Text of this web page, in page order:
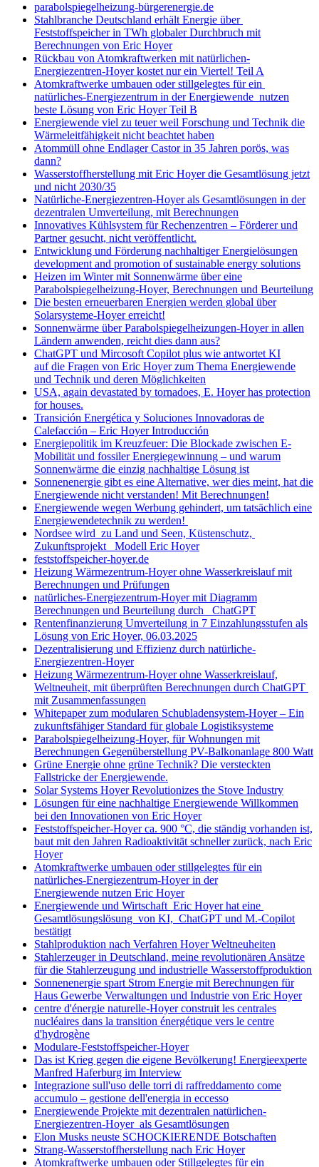
parabolspiegelheizung-bürgerenergie.de
Stahlbranche Deutschland erhält Energie über
Feststoffspeicher in TWh globaler Durchbruch mit
Berechnungen von Eric Hoyer
Rückbau von Atomkraftwerken mit natürlichen-
Energiezentren-Hoyer kostet nur ein Viertel! Teil A
Atomkraftwerke umbauen oder stillgelegtes für ein
natürliches-Energiezentrum in der Energiewende nutzen
beste Lösung von Eric Hoyer Teil B
Energiewende viel zu teuer weil Forschung und Technik die
Wärmeleitfähigkeit nicht beachtet haben
Atommüll ohne Endlager Castor in 35 Jahren porös, was
dann?
Wasserstoffherstellung mit Eric Hoyer die Gesamtlösung jetzt
und nicht 2030/35
Natürliche-Energiezentren-Hoyer als Gesamtlösungen in der
dezentralen Umverteilung, mit Berechnungen
Innovatives Kühlsystem für Rechenzentren – Förderer und
Partner gesucht, nicht veröffentlicht.
Entwicklung und Förderung nachhaltiger Energielösungen
development and promotion of sustainable energy solutions
Heizen im Winter mit Sonnenwärme über eine
Parabolspiegelheizung-Hoyer, Berechnungen und Beurteilung
Die besten erneuerbaren Energien werden global über
Solarsysteme-Hoyer erreicht!
Sonnenwärme über Parabolspiegelheizungen-Hoyer in allen
Ländern anwenden, reicht dies dann aus?
ChatGPT und Mircosoft Copilot plus wie antwortet KI
auf die Fragen von Eric Hoyer zum Thema Energiewende
und Technik und deren Möglichkeiten
USA, again devastated by tornadoes, E. Hoyer has protection
for houses.
Transición Energética y Soluciones Innovadoras de
Calefacción – Eric Hoyer Introducción
Energiepolitik im Kreuzfeuer: Die Blockade zwischen E-
Mobilität und fossiler Energiegewinnung – und warum
Sonnenwärme die einzig nachhaltige Lösung ist
Sonnenenergie gibt es eine Alternative, wer dies meint, hat die
Energiewende nicht verstanden! Mit Berechnungen!
Energiewende wegen Werbung gehindert, um tatsächlich eine
Energiewendetechnik zu werden!
Nordsee wird zu Land und Seen, Küstenschutz,
Zukunftsprojekt Modell Eric Hoyer
feststoffspeicher-hoyer.de
Heizung Wärmezentrum-Hoyer ohne Wasserkreislauf mit
Berechnungen und Prüfungen
natürliches-Energiezentrum-Hoyer mit Diagramm
Berechnungen und Beurteilung durch ChatGPT
Rentenfinanzierung Umverteilung in 7 Einzahlungsstufen als
Lösung von Eric Hoyer, 06.03.2025
Dezentralisierung und Effizienz durch natürliche-
Energiezentren-Hoyer
Heizung Wärmezentrum-Hoyer ohne Wasserkreislauf,
Weltneuheit, mit überprüften Berechnungen durch ChatGPT
mit Zusammenfassungen
Whitepaper zum modularen Schubladensystem-Hoyer – Ein
zukunftsfähiger Standard für globale Logistiksysteme
Parabolspiegelheizung-Hoyer, für Wohnungen mit
Berechnungen Gegenüberstellung PV-Balkonanlage 800 Watt
Grüne Energie ohne grüne Technik? Die versteckten
Fallstricke der Energiewende.
Solar Systems Hoyer Revolutionizes the Stove Industry
Lösungen für eine nachhaltige Energiewende Willkommen
bei den Innovationen von Eric Hoyer
Feststoffspeicher-Hoyer ca. 900 °C, die ständig vorhanden ist,
baut mit den Jahren Radioaktivität schneller zurück, nach Eric
Hoyer
Atomkraftwerke umbauen oder stillgelegtes für ein
natürliches-Energiezentrum-Hoyer in der
Energiewende nutzen Eric Hoyer
Energiewende und Wirtschaft Eric Hoyer hat eine
Gesamtlösungslösung von KI, ChatGPT und M.-Copilot
bestätigt
Stahlproduktion nach Verfahren Hoyer Weltneuheiten
Stahlerzeuger in Deutschland, meine revolutionären Ansätze
für die Stahlerzeugung und industrielle Wasserstoffproduktion
Sonnenenergie spart Strom Energie mit Berechnungen für
Haus Gewerbe Verwaltungen und Industrie von Eric Hoyer
centre d'énergie naturelle-Hoyer construit les centrales
nucléaires dans la transition énergétique vers le centre
d'hydrogène
Modulare-Feststoffspeicher-Hoyer
Das ist Krieg gegen die eigene Bevölkerung! Energieexperte
Manfred Haferburg im Interview
Integrazione sull'uso delle torri di raffreddamento come
accumulo – gestione dell'energia in eccesso
Energiewende Projekte mit dezentralen natürlichen-
Energiezentren-Hoyer als Gesamtlösungen
Elon Musks neuste SCHOCKIERENDE Botschaften
Strang-Wasserstoffherstellung nach Eric Hoyer
Atomkraftwerke umbauen oder Stillgelegtes für ein